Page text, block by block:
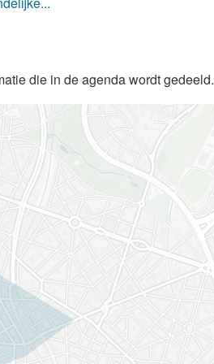
die in de agenda wordt gedeeld.